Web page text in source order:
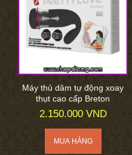
Máy thủ dâm tự động xoay
thụt cao cấp Breton
2.150.000 VND